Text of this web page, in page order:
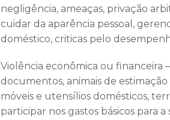
negligência, ameaças, privação
cuidar da aparência pessoal,
doméstico, criticas pelo
Violência econômica ou financeira
documentos, animais de
móveis e utensílios domésticos,
participar nos gastos básicos para